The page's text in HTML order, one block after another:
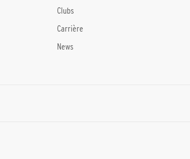
Clubs
Carrière
News